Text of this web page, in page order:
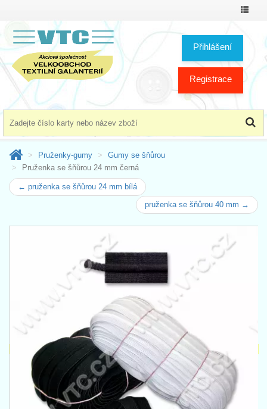
Přihlášení
Registrace
Pruženky-gumy
Gumy se šňůrou
Pruženka se šňůrou 24 mm černá
← pruženka se šňůrou 24 mm bílá
pruženka se šňůrou 40 mm →